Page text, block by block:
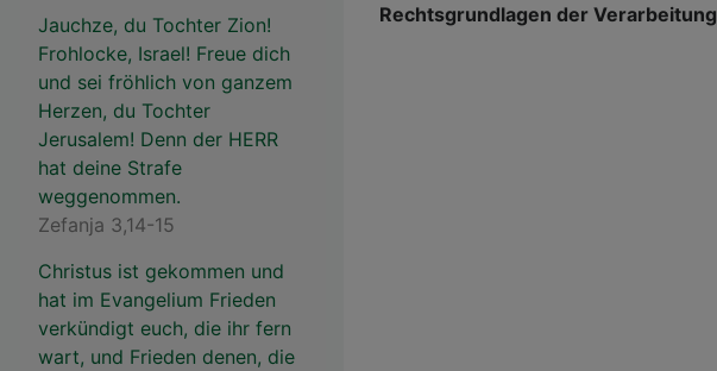
Jauchze, du Tochter Zion!
Frohlocke, Israel! Freue dich
und sei fröhlich von ganzem
Herzen, du Tochter
Jerusalem! Denn der HERR
hat deine Strafe
weggenommen.
Zefanja 3,14-15
Christus ist gekommen und
hat im Evangelium Frieden
verkündigt euch, die ihr fern
wart, und Frieden denen, die
Rechtsgrundlagen der Verarbeitung